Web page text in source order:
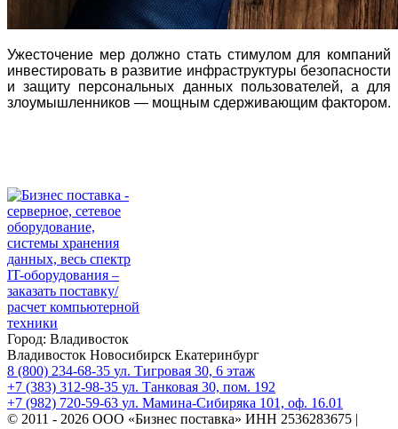
Ужесточение мер должно стать стимулом для компаний
инвестировать в развитие инфраструктуры безопасности
и защиту персональных данных пользователей, а для
злоумышленников — мощным сдерживающим фактором.
Город: Владивосток
Владивосток Новосибирск Екатеринбург
8 (800) 234-68-35 ул. Тигровая 30, 6 этаж
+7 (383) 312-98-35 ул. Танковая 30, пом. 192
+7 (982) 720-59-63 ул. Мамина-Сибиряка 101, оф. 16.01
© 2011 - 2026 ООО «Бизнес поставка» ИНН 2536283675 |